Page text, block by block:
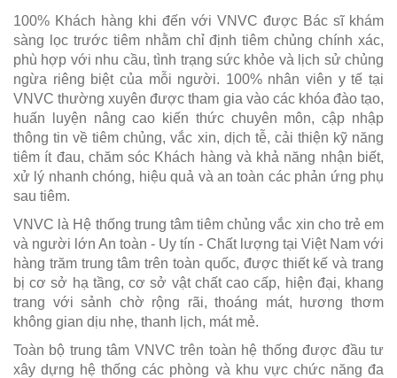
100% Khách hàng khi đến với VNVC được Bác sĩ khám
sàng lọc trước tiêm nhằm chỉ định tiêm chủng chính xác,
phù hợp với nhu cầu, tình trạng sức khỏe và lịch sử chủng
ngừa riêng biệt của mỗi người. 100% nhân viên y tế tại
VNVC thường xuyên được tham gia vào các khóa đào tạo,
huấn luyện nâng cao kiến thức chuyên môn, cập nhập
thông tin về tiêm chủng, vắc xin, dịch tễ, cải thiện kỹ năng
tiêm ít đau, chăm sóc Khách hàng và khả năng nhận biết,
xử lý nhanh chóng, hiệu quả và an toàn các phản ứng phụ
sau tiêm.
VNVC là Hệ thống trung tâm tiêm chủng vắc xin cho trẻ em
và người lớn An toàn - Uy tín - Chất lượng tại Việt Nam với
hàng trăm trung tâm trên toàn quốc, được thiết kế và trang
bị cơ sở hạ tầng, cơ sở vật chất cao cấp, hiện đại, khang
trang với sảnh chờ rộng rãi, thoáng mát, hương thơm
không gian dịu nhẹ, thanh lịch, mát mẻ.
Toàn bộ trung tâm VNVC trên toàn hệ thống được đầu tư
xây dựng hệ thống các phòng và khu vực chức năng đa